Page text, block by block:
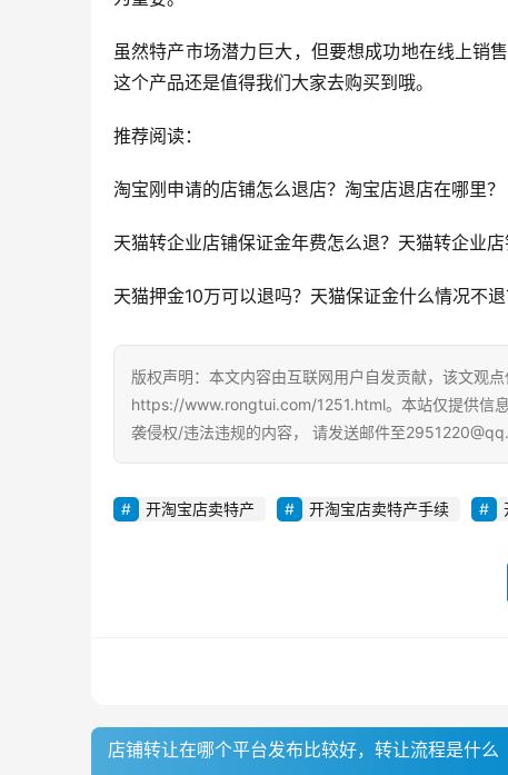
虽然特产市场潜力巨大，但要想成功地在线上销
这个产品还是值得我们大家去购买到哦。
推荐阅读：
淘宝刚申请的店铺怎么退店？淘宝店退店在哪里？
天猫转企业店铺保证金年费怎么退？天猫转企业店
天猫押金10万可以退吗？天猫保证金什么情况不退
版权声明：本文内容由互联网用户自发贡献，该文观
https://www.rongtui.com/1251.html。本站仅提供信
袭侵权/违法违规的内容， 请发送邮件至
开淘宝店卖特产 开淘宝店卖特产手续
店铺转让在哪个平台发布比较好，转让流程是什么